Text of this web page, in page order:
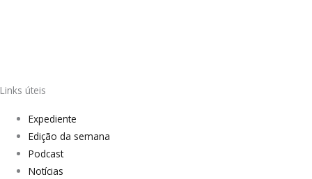
Links úteis
Expediente
Edição da semana
Podcast
Notícias